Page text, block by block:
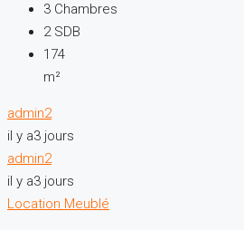
3 Chambres
2 SDB
174
m²
admin2
il y a3 jours
admin2
il y a3 jours
Location Meublé